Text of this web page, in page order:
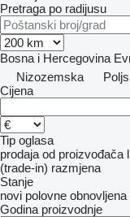
Pretraga po radijusu
Bosna i Hercegovina
Nizozemska
Cijena
Tip oglasa
prodaja od proizvođača
(trade-in) razmjena
Stanje
novi polovne obnovljena
Godina proizvodnje